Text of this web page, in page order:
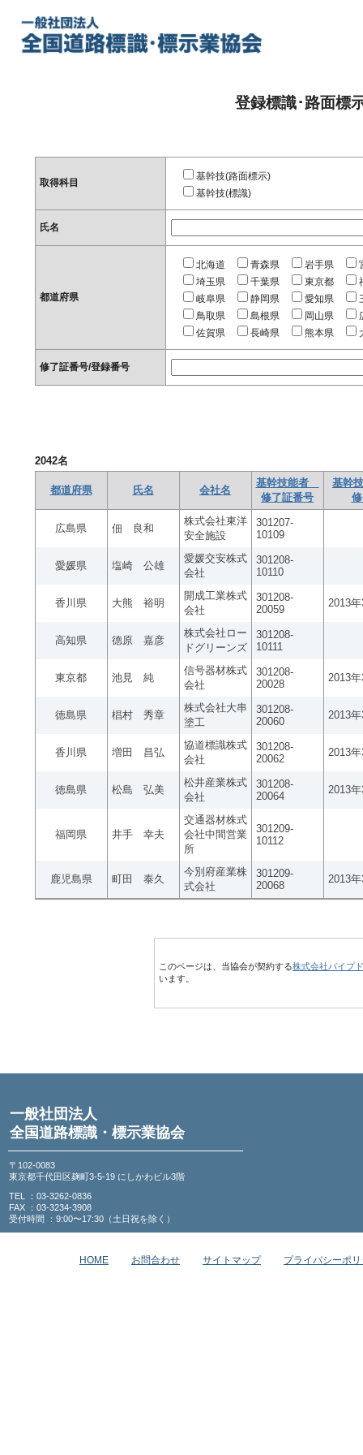
登録標識･路面標
取得科目
基幹技(路面標示)
基幹技(標識)
氏名
都道府県
北海道 青森県 岩手県
埼玉県
千葉県 東京都
岐阜県
静岡県 愛知県
鳥取県
島根県 岡山県
佐賀県
長崎県 熊本県
修了証番号/登録番号
2042名
都道府県 氏名 会社名
基幹技能者
修了証番号
基幹
広島県 佃 良和
株式会社東洋
安全施設
301207-
10109
愛媛県 塩崎 公雄
愛媛交安株式
会社
301208-
10110
香川県 大熊 裕明
開成工業株式
会社
301208-
20059
2013
高知県 德原 嘉彦
株式会社ロー
ドグリーンズ
301208-
10111
東京都 池見 純
信号器材株式
会社
301208-
20028
2013
徳島県 椙村 秀章
株式会社大串
塗工
301208-
20060
2013
香川県 増田 昌弘
協道標識株式
会社
301208-
20062
2013
徳島県 松島 弘美
松井産業株式
会社
301208-
20064
2013
福岡県 井手 幸夫
交通器材株式
会社中間営業
所
301209-
10112
鹿児島県 町田 泰久
今別府産業株
式会社
301209-
20068
2013
このページは、当協会が契約する株式会社パイプ
います。
一般社団法人
全国道路標識・標示業協会
〒102-0083
東京都千代田区麹町3-5-19 にしかわビル3階
TEL ：03-3262-0836
FAX ：03-3234-3908
受付時間 ：9:00〜17:30（土日祝を除く）
HOME お問合わせ サイトマップ プライバシーポ